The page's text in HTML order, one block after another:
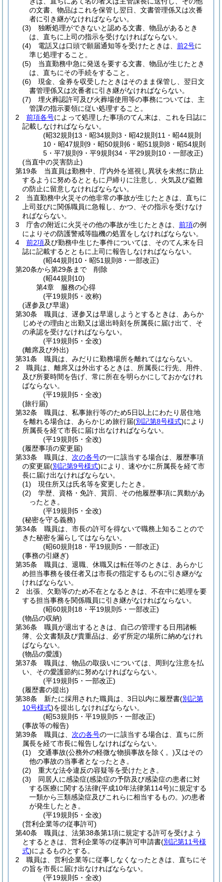
の文書、物品はこれを保管し翌日、文書管理係又は次番
者に引き継がなければならない。
(3)
独断処理ができないと認める文書、物品があるとき
は、直ちに上司の指示を受けなければならない。
(4)
電話又は口頭で願届通知等を受けたときは、 前2号に
準じ処理すること。
(5)
当直勤務中急に発送を要する文書、物品が生じたとき
は、直ちにその手続をすること。
(6)
現金、金券を収受したときはそのまま保管し、翌日文
書管理係又は次番者に引き継がなければならない。
(7)
埋火葬認許可及び火葬場使用等の事務については、主
管課の指示要領に従い処理すること。
2
前項各号によって処理した事項のてん末は、これを日誌に
記載しなければならない。
(昭32規則13・昭34規則3・昭42規則11・昭44規則
10・昭47規則9・昭50規則6・昭51規則8・昭54規則
5・平7規則9・平9規則34・平29規則10・一部改正)
(当直中の災害防止)
第19条
当直員は勤務中、庁内外を巡視し異状を未然に防止
するように努めるとともに戸締りに注意し、火気及び盗難
の防止に留意しなければならない。
2
当直勤務中火災その他非常の事故が生じたときは、直ちに
上司並びに関係職員に急報し、かつ、その指示を受けなけ
ればならない。
3
庁舎の附近に火災その他の事故が生じたときは、 前項の例
によりその防護警戒等臨機の処置をしなければならない。
4
前2項及び勤務中生じた事件については、そのてん末を日
誌に記載するとともに上司に報告しなければならない。
(昭44規則10・昭51規則8・一部改正)
第20条から第29条まで
削除
(昭44規則10)
第4章
服務の心得
(平19規則5・改称)
(遅参及び早退)
第30条
職員は、遅参又は早退しようとするときは、あらか
じめその理由と出勤又は退出時刻を所属長に届け出て、そ
の承認を受けなければならない。
(平19規則5・全改)
(離席及び外出)
第31条
職員は、みだりに勤務場所を離れてはならない。
2
職員は、離席又は外出するときは、所属長に行先、用件、
及び所要時間を告げ、常に所在を明らかにしておかなけれ
ばならない。
(平19規則5・全改)
(旅行届)
第32条
職員は、私事旅行等のため5日以上にわたり居住地
を離れる場合は、あらかじめ旅行届(別記第8号様式)により
所属長を経て市長に届け出なければならない。
(平19規則5・全改)
(履歴事項の変更届)
第33条
職員は、 次の各号の一に該当する場合は、履歴事項
の変更届(別記第9号様式)により、速やかに所属長を経て市
長に届け出なければならない。
(1)
現住所又は氏名等を変更したとき。
(2)
学歴、資格・免許、賞罰、その他履歴事項に異動があ
ったとき。
(平19規則5・全改)
(秘密を守る義務)
第34条
職員は、市長の許可を得ないで職務上知ることので
きた秘密を漏らしてはならない。
(昭60規則18・平19規則5・一部改正)
(事務の引継ぎ)
第35条
職員は、退職、休職又は転任等のときは、あらかじ
め担当事務を後任者又は市長の指定するものに引き継がな
ければならない。
2
出張、欠勤等のため不在となるときは、不在中に処理を要
する担当事務を関係職員に引き継がなければならない。
(昭60規則18・平19規則5・一部改正)
(物品の収納)
第36条
職員が退出するときは、自己の管理する日用諸帳
簿、公文書類及び貴重品は、必ず所定の場所に納めなけれ
ばならない。
(物品の愛護)
第37条
職員は、物品の取扱いについては、周到な注意を払
い、その愛護節約に努めなければならない。
(平19規則5・一部改正)
(履歴書の提出)
第38条
新たに採用された職員は、3日以内に履歴書(別記第
10号様式)を提出しなければならない。
(昭53規則5・平19規則5・一部改正)
(事故等の報告)
第39条
職員は、 次の各号の一に該当する場合は、直ちに所
属長を経て市長に報告しなければならない。
(1)
交通事故(公務外の軽微な物損事故を除く。)又はその
他の事故の当事者となったとき。
(2)
重大な法令違反の容疑等を受けたとき。
(3)
同居人に感染症(感染症の予防及び感染症の患者に対
する医療に関する法律(平成10年法律第114号)に規定する
一類から三類感染症及びこれらに相当するもの。)の患者
が発生したとき。
(平19規則5・全改)
(営利企業等の従事許可)
第40条
職員は、法第38条第1項に規定する許可を受けよう
とするときは、営利企業等の従事許可申請書(別記第11号様
式)によるものとする。
2
職員は、営利企業等に従事しなくなったときは、直ちにそ
の旨を市長に届け出なければならない。
(平19規則5・全改)